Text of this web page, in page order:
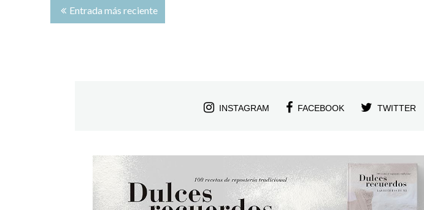
Entrada más reciente
INSTAGRAM FACEBOOK TWITTER